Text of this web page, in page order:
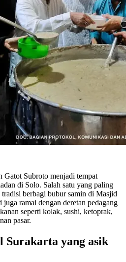
Gatot Subroto menjadi tempat
di Solo. Salah satu yang paling
berbagi bubur samin di Masjid
ramai dengan deretan pedagang
seperti kolak, sushi, ketoprak,
pasar.
Surakarta yang asik